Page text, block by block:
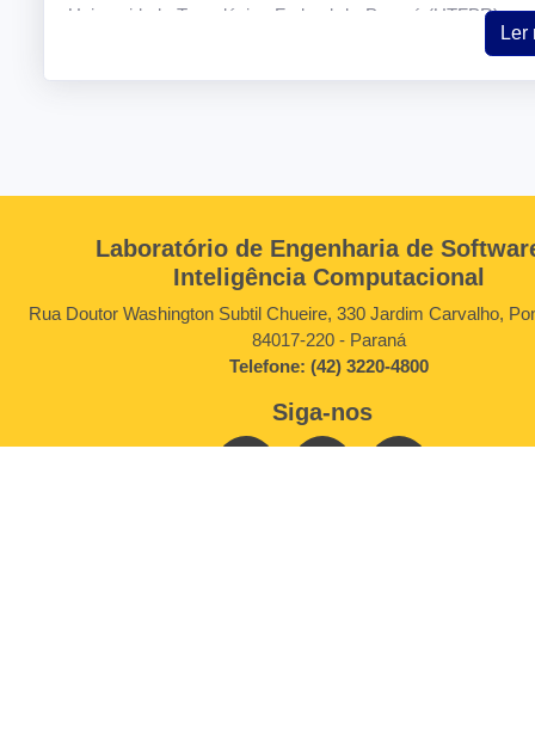
Universidade Tecnológica Federal do Paraná (UTFPR),
dia (28) de agosto a vista dos alunos da Associação
Ler
Laboratório de Engenharia de
Inteligência Computacional
Rua Doutor Washington Subtil Chueire, 330 Jardim Carvalho,
84017-220 - Paraná
Telefone: (42) 3220-4800
Siga-nos